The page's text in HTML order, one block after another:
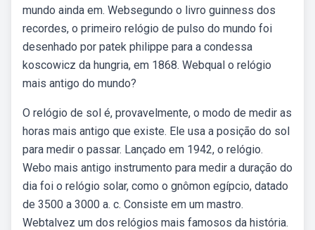
mundo ainda em. Websegundo o livro guinness dos
recordes, o primeiro relógio de pulso do mundo foi
desenhado por patek philippe para a condessa
koscowicz da hungria, em 1868. Webqual o relógio
mais antigo do mundo?
O relógio de sol é, provavelmente, o modo de medir as
horas mais antigo que existe. Ele usa a posição do sol
para medir o passar. Lançado em 1942, o relógio.
Webo mais antigo instrumento para medir a duração do
dia foi o relógio solar, como o gnômon egípcio, datado
de 3500 a 3000 a. c. Consiste em um mastro.
Webtalvez um dos relógios mais famosos da história.